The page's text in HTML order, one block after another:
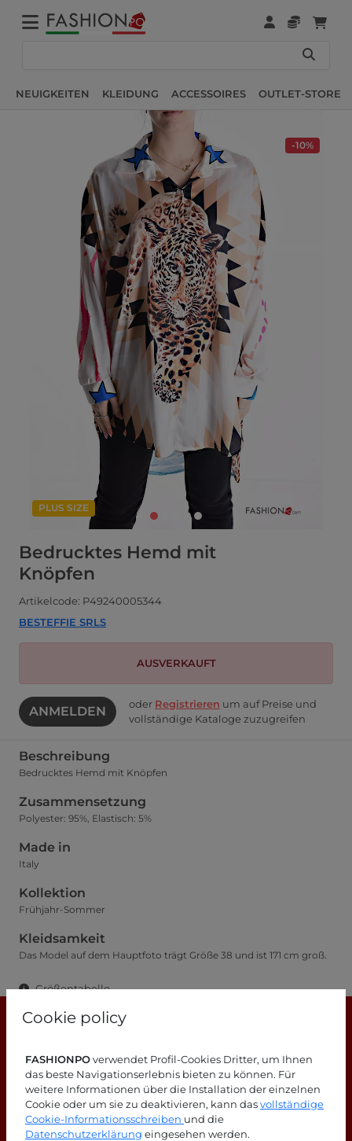
Cookie policy
FASHIONPOverwendet Profil-Cookies Dritter, um Ihnen
das beste Navigationserlebnis bieten zu können. Für
weitere Informationen über die Installation der einzelnen
Cookie oder um sie zu deaktivieren, kann dasvollständige
Cookie-Informationsschreiben und die
Datenschutzerklärung eingesehen werden.
NEUIGKEITEN KLEIDUNG ACCESSOIRES OUTLET-STORE
-10%
PLUS SIZE
Bedrucktes Hemd mit
Knöpfen
Artikelcode: P49240005344
BESTEFFIE SRLS
AUSVERKAUFT
ANMELDEN oder Registrieren um auf Preise und
vollständige Kataloge zuzugreifen
Beschreibung
Bedrucktes Hemd mit Knöpfen
Zusammensetzung
Polyester: 95%, Elastisch: 5%
Made in
Italy
Kollektion
Frühjahr-Sommer
Kleidsamkeit
Das Model auf dem Hauptfoto trägt Größe 38 und ist 171 cm groß.
Größentabelle
Suchen Sie nach Antworten?
Schauen Sie sich unsere FAQ-Seite an!